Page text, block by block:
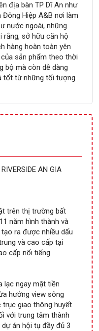
địa bàn TP Dĩ An như
Đông Hiệp A&B nơi làm
nước ngoài, những
rằng, sở hữu căn hộ
hàng hoàn toàn yên
sản phẩm theo thời
bộ mà còn dễ dàng
tốt từ những tối tượng
AN GIA
trên thị trường bất
năm hình thành và
ra được nhiều dấu
và cao cấp tại
cấp nổi tiếng
lạc ngay mặt tiền
hưởng view sông
trục giao thông huyết
với trung tâm thành
án hội tụ đầy đủ 3